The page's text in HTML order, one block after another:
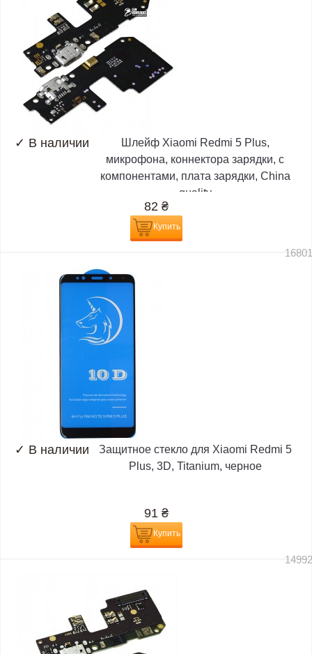
✓ В наличии
Шлейф Xiaomi Redmi 5 Plus,
микрофона, коннектора зарядки, с
компонентами, плата зарядки, China
quality
82 ₴
Купить
✓ В наличии
Защитное стекло для Xiaomi Redmi 5
Plus, 3D, Titanium, черное
91 ₴
Купить